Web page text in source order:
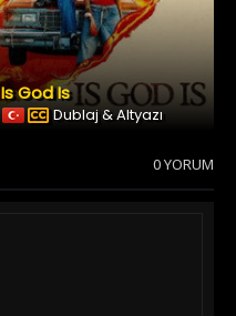
Is God Is
Dublaj & Altyazı
0 YORUM